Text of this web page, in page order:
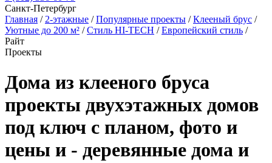
Санкт-Петербург
Главная / 2-этажные /Популярные проекты /Клееный брус /
Уютные до 200 м² /Стиль HI-TECH /Европейский стиль /
Райт
Проекты
Дома из клееного бруса
проекты двухэтажных домов
под ключ с планом, фото и
цены и - деревянные дома и